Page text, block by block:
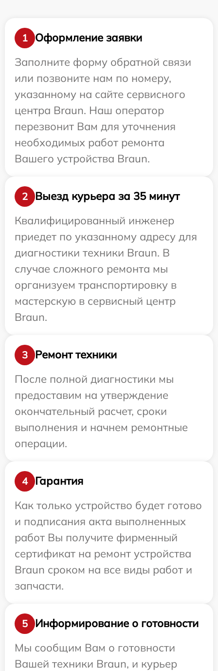
1
Оформление заявки
Заполните форму обратной связи
или позвоните нам по номеру,
указанному на сайте сервисного
центра Braun. Наш оператор
перезвонит Вам для уточнения
необходимых работ ремонта
Вашего устройства Braun.
2
Выезд курьера за 35 минут
Квалифицированный инженер
приедет по указанному адресу для
диагностики техники Braun. В
случае сложного ремонта мы
организуем транспортировку в
мастерскую в сервисный центр
Braun.
3
Ремонт техники
После полной диагностики мы
предоставим на утверждение
окончательный расчет, сроки
выполнения и начнем ремонтные
операции.
4
Гарантия
Как только устройство будет готово
и подписания акта выполненных
работ Вы получите фирменный
сертификат на ремонт устройства
Braun сроком на все виды работ и
запчасти.
5
Информирование о готовности
Мы сообщим Вам о готовности
Вашей техники Braun, и курьер